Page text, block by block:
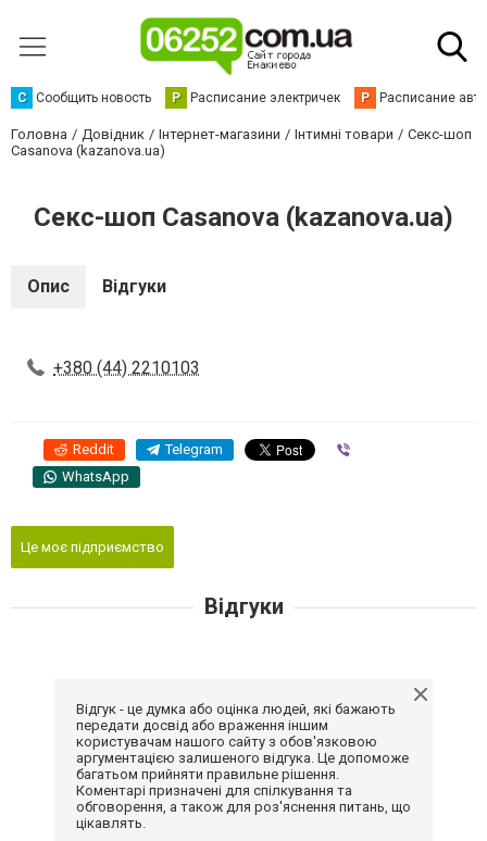
С Сообщить новость Р Расписание электричек Р Расписание
Головна Довідник Інтернет-магазини Інтимні товари
Секс-шоп
Casanova (kazanova.ua)
Секс-шоп Casanova (kazanova.ua)
Опис Відгуки
+380 (44) 2210103
Reddit Telegram
WhatsApp
Це моє підприємство
Відгуки
Відгук - це думка або оцінка людей, які бажають
передати досвід або враження іншим
користувачам нашого сайту з обов'язковою
аргументацією залишеного відгука. Це допоможе
багатьом прийняти правильне рішення.
Коментарі призначені для спілкування та
обговорення, а також для роз'яснення питань, що
цікавлять.